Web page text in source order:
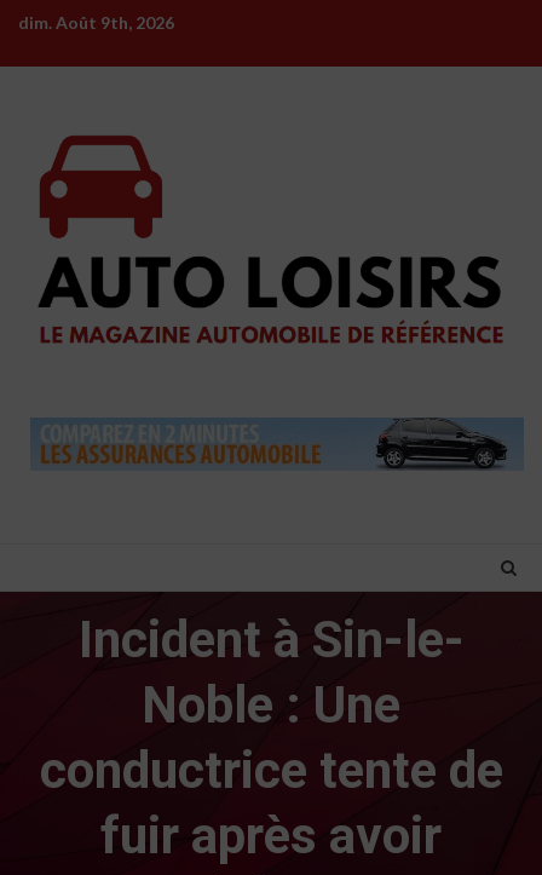
Skip
content
dim. Août 9th, 2026
Incident à Sin-le-
Noble : Une
conductrice tente de
fuir après avoir